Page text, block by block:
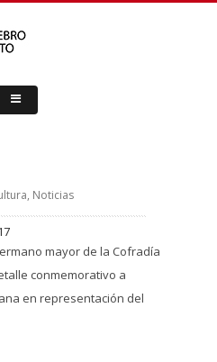
, Noticias
mayor de la Cofradía
conmemorativo a
en representación del